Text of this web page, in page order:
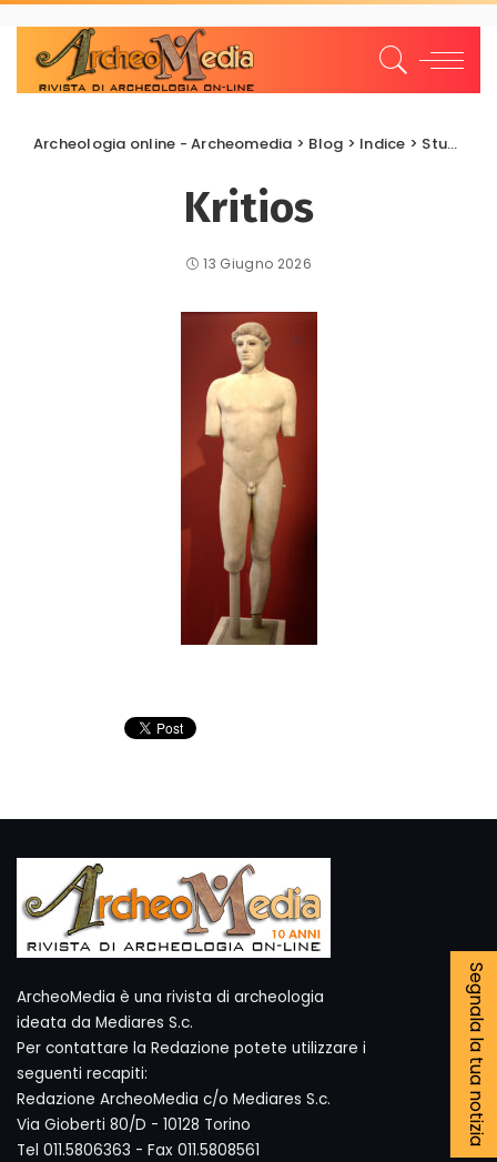
Archeologia online - Archeomedia > Blog > Indice > Studi e Ricerche
Kritios
13 Giugno 2026
Segnala la tua notizia
ArcheoMedia è una rivista di archeologia
ideata da Mediares S.c.
Per contattare la Redazione potete utilizzare i
seguenti recapiti:
Redazione ArcheoMedia c/o Mediares S.c.
Via Gioberti 80/D - 10128 Torino
Tel 011.5806363 - Fax 011.5808561